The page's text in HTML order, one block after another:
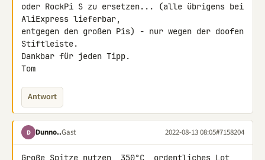
oder RockPi S zu ersetzen... (alle übrigens bei
AliExpress lieferbar,
entgegen den großen Pis) - nur wegen der doofen
Stiftleiste.
Dankbar für jeden Tipp.
Tom
Antwort
D Dunno..Gast 2022-08-13 08:05#7158204
Große Spitze nutzen, 350°C, ordentliches Lot